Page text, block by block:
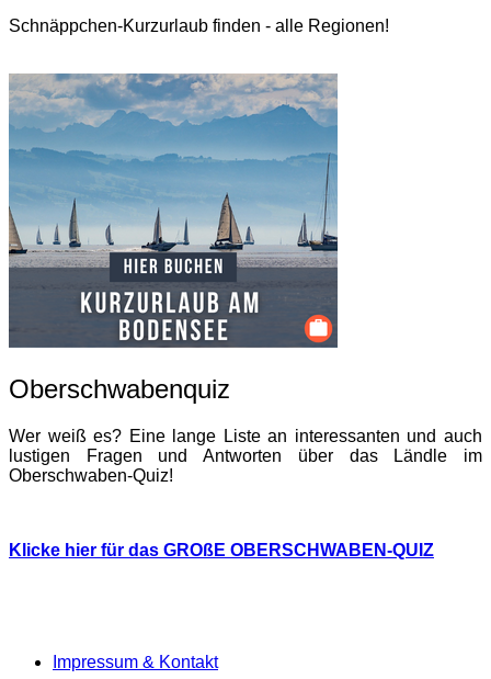
Schnäppchen-Kurzurlaub finden - alle Regionen!
Oberschwabenquiz
Wer weiß es? Eine lange Liste an interessanten und auch
lustigen Fragen und Antworten über das Ländle im
Oberschwaben-Quiz!
Klicke hier für das GROßE OBERSCHWABEN-QUIZ
Impressum & Kontakt